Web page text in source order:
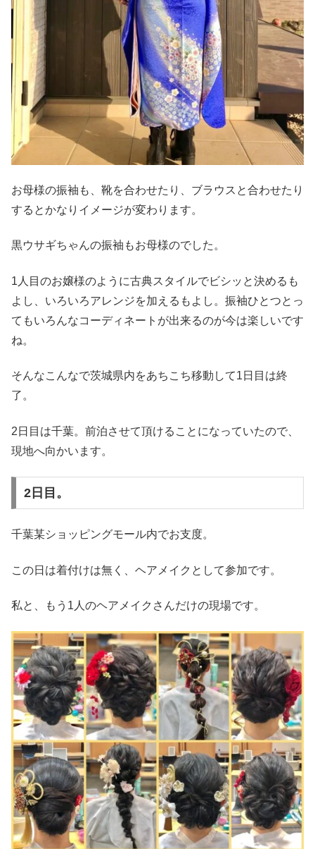
お母様の振袖も、靴を合わせたり、ブラウスと合わせたり
するとかなりイメージが変わります。
黒ウサギちゃんの振袖もお母様のでした。
1人目のお嬢様のように古典スタイルでビシッと決めるも
よし、いろいろアレンジを加えるもよし。振袖ひとつとっ
てもいろんなコーディネートが出来るのが今は楽しいです
ね。
そんなこんなで茨城県内をあちこち移動して1日目は終
了。
2日目は千葉。前泊させて頂けることになっていたので、
現地へ向かいます。
2日目。
千葉某ショッピングモール内でお支度。
この日は着付けは無く、ヘアメイクとして参加です。
私と、もう1人のヘアメイクさんだけの現場です。